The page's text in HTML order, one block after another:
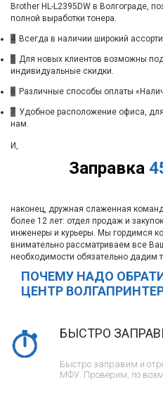
Brother HL-L2395DW в Волгограде,
полной выработки тонера.
4 Всегда в наличии широкий
5 Для новых клиентов возможны
индивидуальные скидки.
6 Различные способы оплаты
7 Удобное расположение офиса,
нам.
Заправка
И,
наконец, дружная слаженная
более 12 лет: отдел продаж и
инженеры и курьеры. Мы гордимся
внимательно рассматриваем все
необходимости обязательно дадим
ПОЧЕМУ НАДО
ЦЕНТР
БЫСТРО
Быстро заправим и
МФУ. Проверим, по